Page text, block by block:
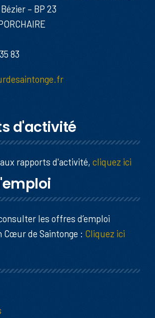
– BP 23
83
d'activité
rapports d'activité, cliquez ici
les offres d’emploi
Cœur de Saintonge : Cliquez ici